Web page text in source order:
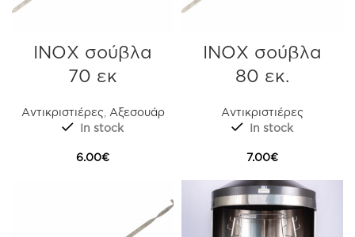
ΙΝΟΧ σούβλα
70 εκ
Αντικριστιέρες, Αξεσουάρ
In stock
6.00€
ΙΝΟΧ σούβλα
80 εκ.
Αντικριστιέρες
In stock
7.00€